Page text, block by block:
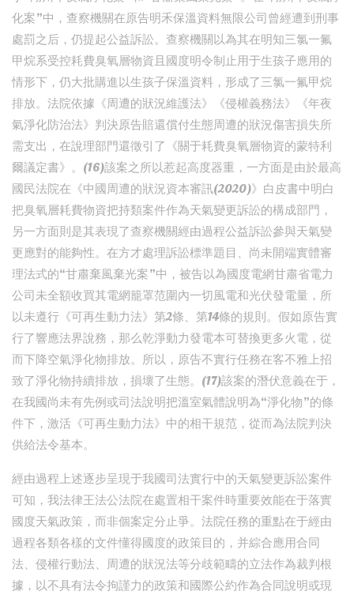
化案”中，查察機關在原告明禾保溫資料無限公司曾經遭到刑事
處罰之后，仍提起公益訴訟。查察機關以為其在明知三氯一氟
甲烷系受控耗費臭氧層物資且國度明令制止用于生孩子應用的
情形下，仍大批購進以生孩子保溫資料，形成了三氯一氟甲烷
排放。法院依據《周遭的狀況維護法》《侵權義務法》《年夜
氣淨化防治法》判決原告賠還償付生態周遭的狀況傷害損失所
需支出，在說理部門還徵引了《關于耗費臭氧層物資的蒙特利
爾議定書》。(16)該案之所以惹起高度器重，一方面是由於最高
國民法院在《中國周遭的狀況資本審訊(2020)》白皮書中明白
把臭氧層耗費物資把持類案件作為天氣變更訴訟的構成部門，
另一方面則是其表現了查察機關經由過程公益訴訟參與天氣變
更應對的能夠性。在方才處理訴訟標準題目、尚未開端實體審
理法式的“甘肅棄風棄光案”中，被告以為國度電網甘肅省電力
公司未全額收買其電網籠罩范圍內一切風電和光伏發電量，所
以未遵行《可再生動力法》第2條、第14條的規則。假如原告實
行了響應法界說務，那么乾淨動力發電本可替換更多火電，從
而下降空氣淨化物排放。所以，原告不實行任務在客不雅上招
致了淨化物持續排放，損壞了生態。(17)該案的潛伏意義在于，
在我國尚未有先例或司法說明把溫室氣體說明為“淨化物”的條
件下，激活《可再生動力法》中的相干規范，從而為法院判決
供給法令基本。
經由過程上述逐步呈現于我國司法實行中的天氣變更訴訟案件
可知，我法律王法公法院在處置相干案件時重要效能在于落實
國度天氣政策，而非個案定分止爭。法院任務的重點在于經由
過程各類各樣的文件懂得國度的政策目的，并綜合應用合同
法、侵權行動法、周遭的狀況法等分歧範疇的立法作為裁判根
據，以不具有法令拘謹力的政策和國際公約作為合同說明或現